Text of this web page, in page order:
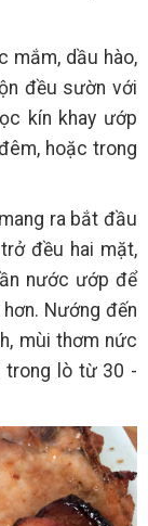
mắm, dầu hào,
đều sườn với
kín khay ướp
hoặc trong
ra bắt đầu
đều hai mặt,
nước ướp để
Nướng đến
mùi thơm nức
trong lò từ 30 -